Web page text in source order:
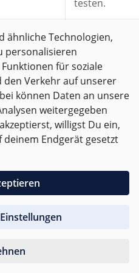
testen.
schwer,
Platz
Nur die
wirklich
benötigten
Stifte und
kleinen
Utensilien
einpacken.
Produkte
auswählen.
im Alltag
ähnliche Technologien,
personalisieren
für soziale
Verkehr auf unserer
können Daten an unsere
weitergegeben
willigst Du ein,
deinem Endgerät gesetzt